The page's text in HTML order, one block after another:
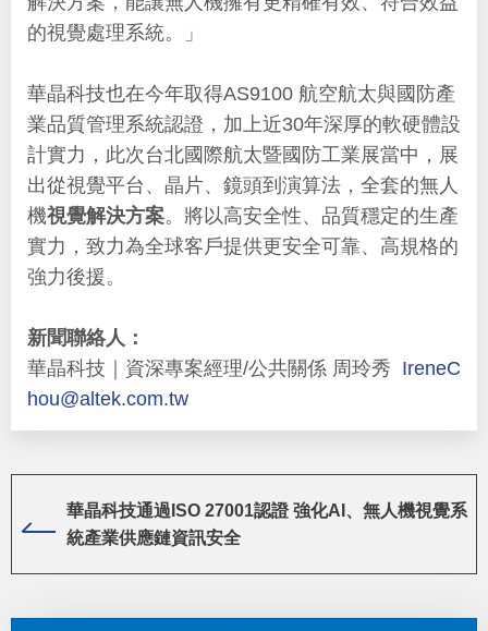
的視覺處理系統。」
華晶科技也在今年取得AS9100 航空航太與國防產
業品質管理系統認證，加上近30年深厚的軟硬體設
計實力，此次台北國際航太暨國防工業展當中，展
出從視覺平台、晶片、鏡頭到演算法，全套的無人
機視覺解決方案。將以高安全性、品質穩定的生產
實力，致力為全球客戶提供更安全可靠、高規格的
強力後援。
新聞聯絡人：
華晶科技｜資深專案經理/公共關係 周玲秀 IreneC
hou@altek.com.tw
華晶科技通過ISO 27001認證 強化AI、無人機視覺系
統產業供應鏈資訊安全